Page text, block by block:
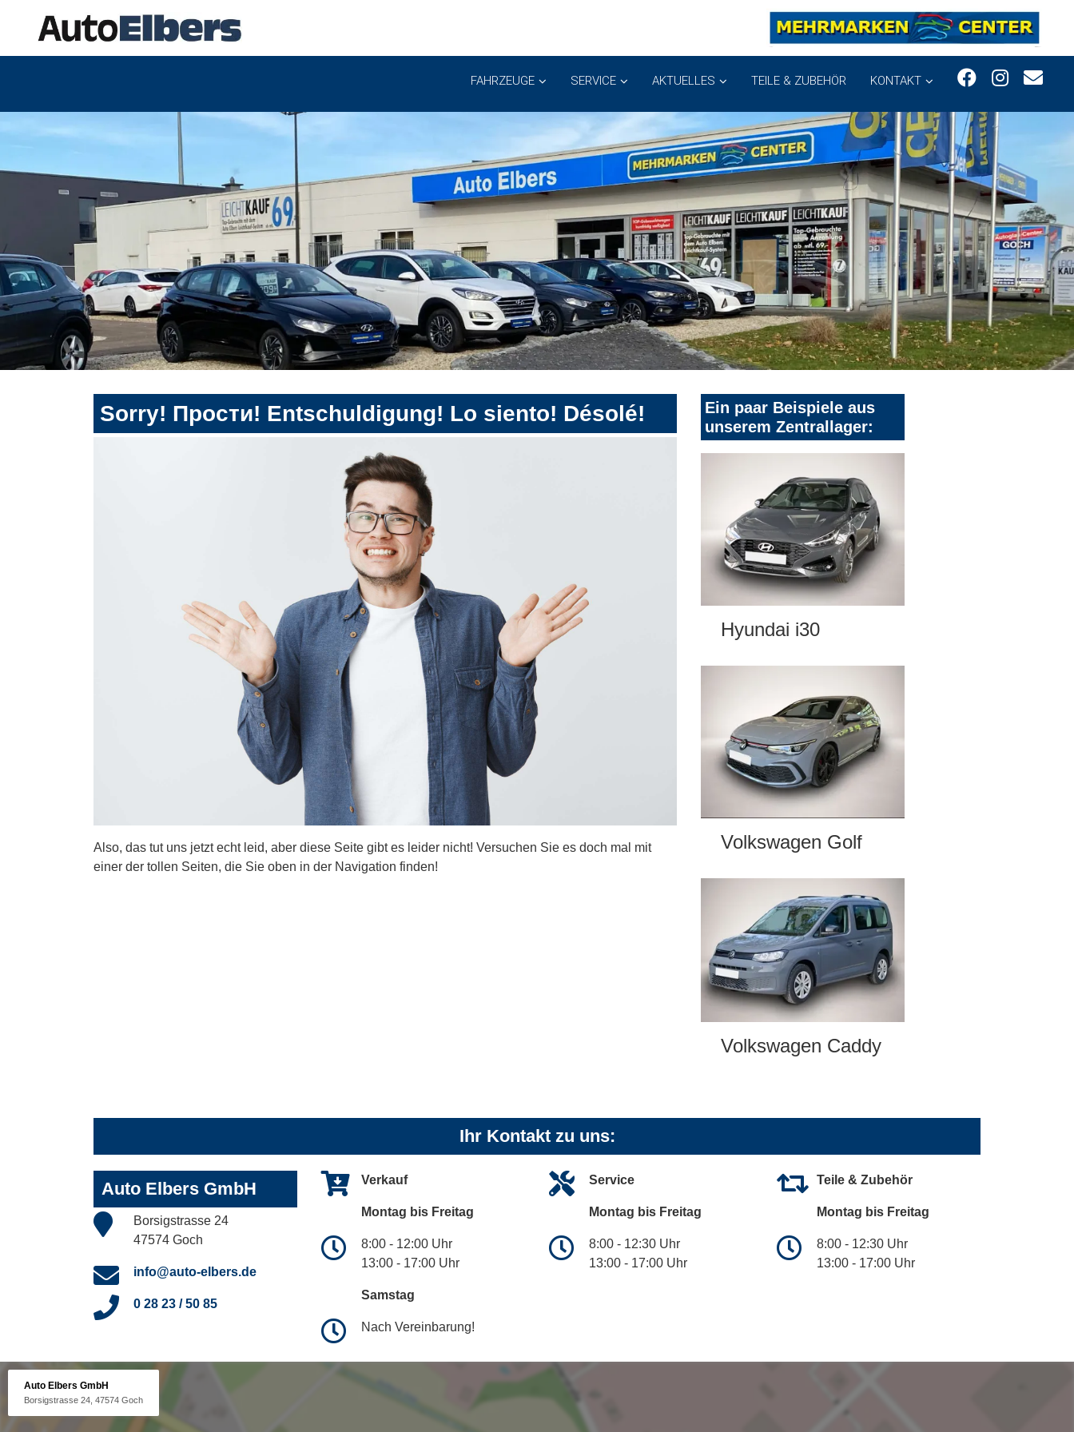
FAHRZEUGE SERVICE AKTUELLES TEILE & ZUBEHÖR KONTAKT
Sorry! Прости! Entschuldigung! Lo siento! Désolé!
Also, das tut uns jetzt echt leid, aber diese Seite gibt es leider nicht! Versuchen Sie es doch mal mit
einer der tollen Seiten, die Sie oben in der Navigation finden!
Ein paar Beispiele aus
unserem Zentrallager:
Hyundai i30
Volkswagen Golf
Volkswagen Caddy
Ihr Kontakt zu uns:
Auto Elbers GmbH
Borsigstrasse 24
47574 Goch
info@auto-elbers.de
0 28 23 / 50 85
Verkauf
Montag bis Freitag
8:00 - 12:00 Uhr
13:00 - 17:00 Uhr
Samstag
Nach Vereinbarung!
Service
Montag bis Freitag
8:00 - 12:30 Uhr
13:00 - 17:00 Uhr
Teile & Zubehör
Montag bis Freitag
8:00 - 12:30 Uhr
13:00 - 17:00 Uhr
Auto Elbers GmbH
Borsigstrasse 24, 47574 Goch